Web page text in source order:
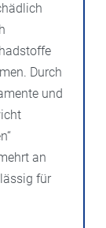
Durch
und
an
für